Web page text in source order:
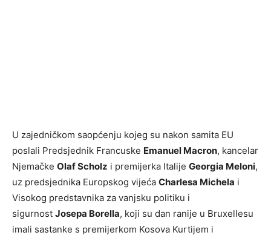
U zajedničkom saopćenju kojeg su nakon samita EU
poslali Predsjednik Francuske Emanuel Macron, kancelar
Njemačke Olaf Scholz i premijerka Italije Georgia Meloni,
uz predsjednika Europskog vijeća Charlesa Michela i
Visokog predstavnika za vanjsku politiku i
sigurnost Josepa Borella, koji su dan ranije u Bruxellesu
imali sastanke s premijerkom Kosova Kurtijem i